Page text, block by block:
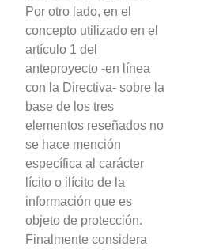
Por otro lado, en el
concepto utilizado en el
artículo 1 del
anteproyecto -en línea
con la Directiva- sobre la
base de los tres
elementos reseñados no
se hace mención
específica al carácter
lícito o ilícito de la
información que es
objeto de protección.
Finalmente considera